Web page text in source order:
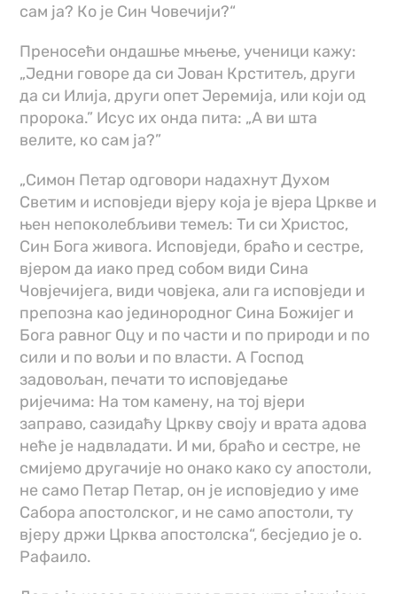
сам ја? Ко је Син Човечији?“
Преносећи ондашње мњење, ученици кажу:
„Једни говоре да си Јован Крститељ, други
да си Илија, други опет Јеремија, или који од
пророка.” Исус их онда пита: „А ви шта
велите, ко сам ја?”
„Симон Петар одговори надахнут Духом
Светим и исповједи вјеру која је вјера Цркве и
њен непоколебљиви темељ: Ти си Христос,
Син Бога живога. Исповједи, браћо и сестре,
вјером да иако пред собом види Сина
Човјечијега, види човјека, али га исповједи и
препозна као јединородног Сина Божијег и
Бога равног Оцу и по части и по природи и по
сили и по вољи и по власти. А Господ
задовољан, печати то исповједање
ријечима: На том камену, на тој вјери
заправо, сазидаћу Цркву своју и врата адова
неће је надвладати. И ми, браћо и сестре, не
смијемо другачије но онако како су апостоли,
не само Петар Петар, он је исповједио у име
Сабора апостолског, и не само апостоли, ту
вјеру држи Црква апостолска“, бесједио је о.
Рафаило.